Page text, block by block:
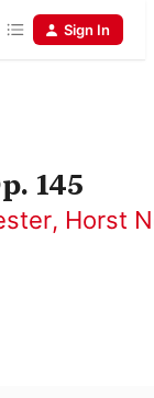
Sign In
145
, Horst